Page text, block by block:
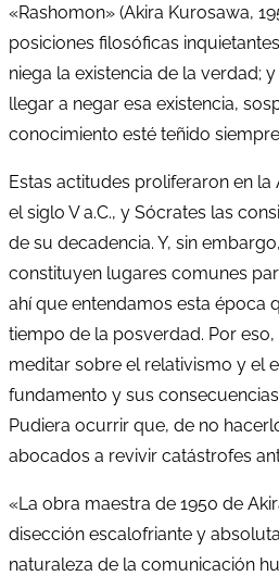
«Rashomon» (Akira Kurosawa,
posiciones filosóficas
niega la existencia de la verdad;
llegar a negar esa existencia,
conocimiento esté teñido
Estas actitudes proliferaron en
el siglo V a.C., y Sócrates las
de su decadencia. Y, sin
constituyen lugares comunes
ahí que entendamos esta época
tiempo de la posverdad. Por
meditar sobre el relativismo y el
fundamento y sus
Pudiera ocurrir que, de no
abocados a revivir catástrofes
«La obra maestra de 1950 de
disección escalofriante y
naturaleza de la comunicación